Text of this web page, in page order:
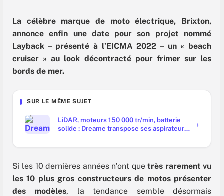
La célèbre marque de moto électrique, Brixton,
annonce enfin une date pour son projet nommé
Layback – présenté à l’EICMA 2022 – un « beach
cruiser » au look décontracté pour frimer sur les
bords de mer.
SUR LE MÊME SUJET
LiDAR, moteurs 150 000 tr/min, batterie
solide : Dreame transpose ses aspirateurs
Si les 10 dernières années n’ont quetrès rarement vu
les 10 plus gros constructeurs de motos présenter
des modèles, la tendance semble désormais